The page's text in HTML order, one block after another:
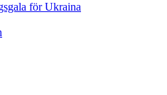
för Ukraina